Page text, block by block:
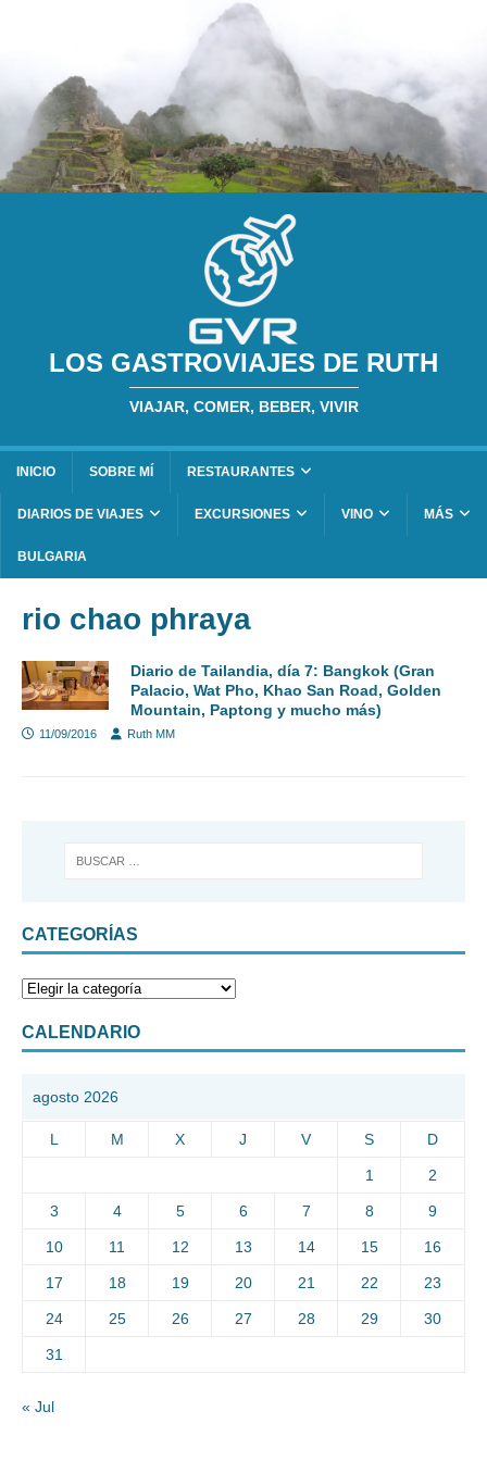
LOS GASTROVIAJES DE RUTH
VIAJAR, COMER, BEBER, VIVIR
INICIO SOBRE MÍ RESTAURANTES
DIARIOS DE VIAJES EXCURSIONES VINO MÁS
BULGARIA
rio chao phraya
Diario de Tailandia, día 7: Bangkok (Gran
Palacio, Wat Pho, Khao San Road, Golden
Mountain, Paptong y mucho más)
11/09/2016 Ruth MM
CATEGORÍAS
CALENDARIO
agosto 2026
L M X J V S D
1 2
3 4 5 6 7 8 9
10 11 12 13 14 15 16
17 18 19 20 21 22 23
24 25 26 27 28 29 30
31
« Jul